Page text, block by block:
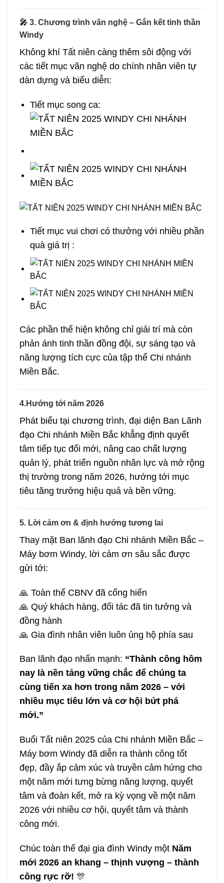
🎤 3. Chương trình văn nghệ – Gắn kết tinh thần
Windy
Không khí Tất niên càng thêm sôi động với
các tiết mục văn nghệ do chính nhân viên tự
dàn dựng và biểu diễn:
Tiết mục song ca:
Tiết mục vui chơi có thưởng với nhiều phần
quà giá trị :
Các phần thể hiện không chỉ giải trí mà còn
phản ánh tinh thần đồng đội, sự sáng tạo và
năng lượng tích cực của tập thể Chi nhánh
Miền Bắc.
4.Hướng tới năm 2026
Phát biểu tại chương trình, đại diện Ban Lãnh
đạo Chi nhánh Miền Bắc khẳng định quyết
tâm tiếp tục đổi mới, nâng cao chất lượng
quản lý, phát triển nguồn nhân lực và mở rộng
thị trường trong năm 2026, hướng tới mục
tiêu tăng trưởng hiệu quả và bền vững.
5. Lời cảm ơn & định hướng tương lai
Thay mặt Ban lãnh đạo Chi nhánh Miền Bắc –
Máy bơm Windy, lời cảm ơn sâu sắc được
gửi tới:
🙏 Toàn thể CBNV đã cống hiến
🙏 Quý khách hàng, đối tác đã tin tưởng và
đồng hành
🙏 Gia đình nhân viên luôn ủng hộ phía sau
Ban lãnh đạo nhấn mạnh: “Thành công hôm
nay là nền tảng vững chắc để chúng ta
cùng tiến xa hơn trong năm 2026 – với
nhiều mục tiêu lớn và cơ hội bứt phá
mới.”
Buổi Tất niên 2025 của Chi nhánh Miền Bắc –
Máy bơm Windy đã diễn ra thành công tốt
đẹp, đầy ắp cảm xúc và truyền cảm hứng cho
một năm mới tưng bừng năng lượng, quyết
tâm và đoàn kết, mở ra kỳ vọng về một năm
2026 với nhiều cơ hội, quyết tâm và thành
công mới.
Chúc toàn thể đại gia đình Windy một Năm
mới 2026 an khang – thịnh vượng – thành
công rực rỡ! 🎊